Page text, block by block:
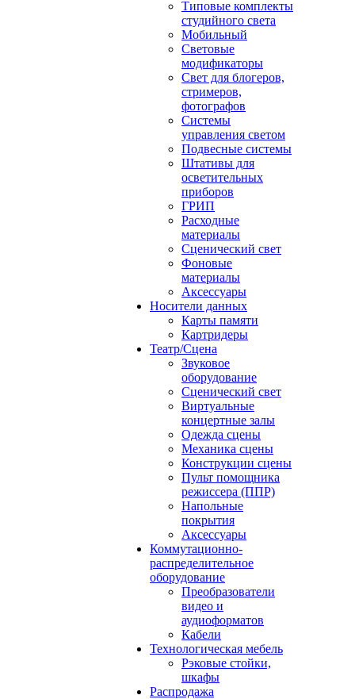
Типовые комплекты
студийного света
Мобильный
Световые
модификаторы
Свет для блогеров,
стримеров,
фотографов
Системы
управления светом
Подвесные системы
Штативы для
осветительных
приборов
ГРИП
Расходные
материалы
Сценический свет
Фоновые
материалы
Аксессуары
Носители данных
Карты памяти
Картридеры
Театр/Сцена
Звуковое
оборудование
Сценический свет
Виртуальные
концертные залы
Одежда сцены
Механика сцены
Конструкции сцены
Пульт помощника
режиссера (ППР)
Напольные
покрытия
Аксессуары
Коммутационно-
распределительное
оборудование
Преобразователи
видео и
аудиоформатов
Кабели
Технологическая мебель
Рэковые стойки,
шкафы
Распродажа